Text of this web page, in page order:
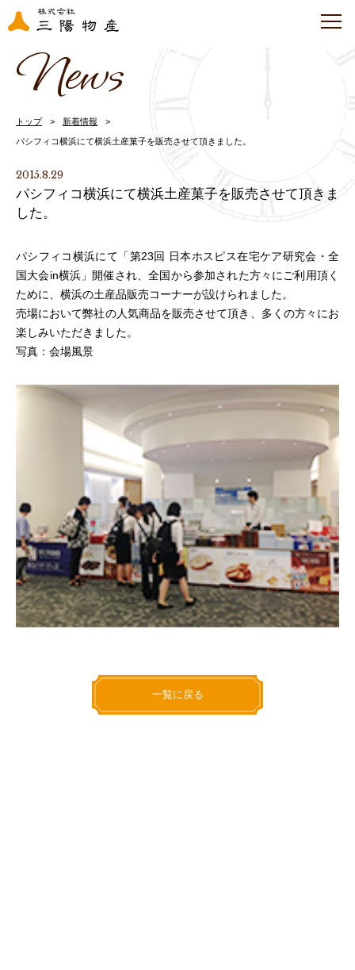
News
トップ 新着情報
パシフィコ横浜にて横浜土産菓子を販売させて頂きました。
2015.8.29
パシフィコ横浜にて横浜土産菓子を販売させて頂きま
した。
パシフィコ横浜にて「第23回 日本ホスピス在宅ケア研究会・全
国大会in横浜」開催され、全国から参加された方々にご利用頂く
ために、横浜の土産品販売コーナーが設けられました。
売場において弊社の人気商品を販売させて頂き、多くの方々にお
楽しみいただきました。
写真：会場風景
一覧に戻る